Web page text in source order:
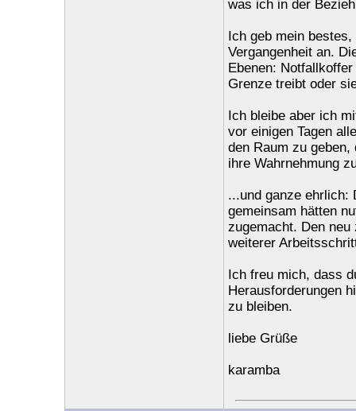
was ich in der
Ich geb mein
Vergangenheit an.
Ebenen:
Grenze treibt oder
Ich bleibe aber ich
vor einigen Tagen
den Raum zu
ihre Wahrnehmung
...und ganze ehrlich:
gemeinsam hätten
zugemacht. Den
weiterer
Ich freu mich, dass
Herausforderungen
zu bleiben.
liebe Grüße
karamba